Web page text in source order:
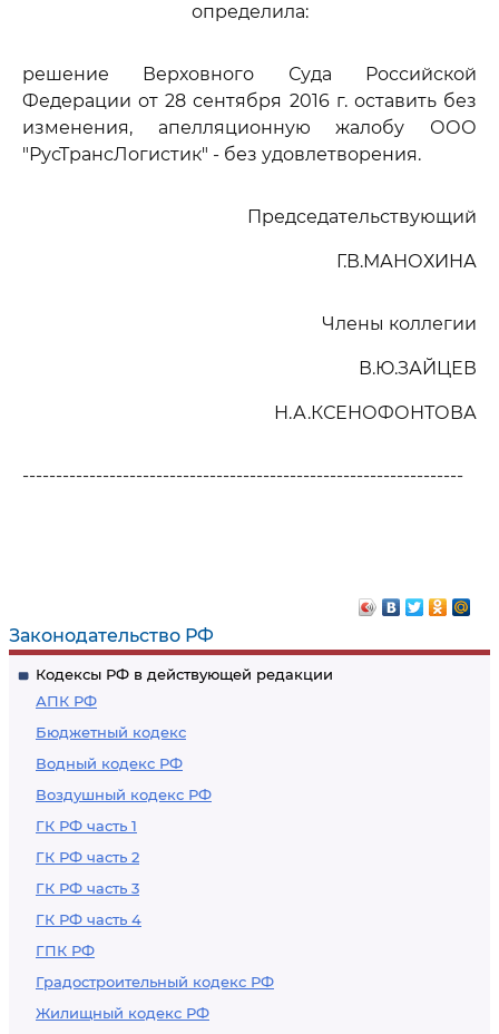
Законодательство РФ
Кодексы РФ в действующей редакции
АПК РФ
Бюджетный кодекс
Водный кодекс РФ
Воздушный кодекс РФ
ГК РФ часть 1
ГК РФ часть 2
ГК РФ часть 3
ГК РФ часть 4
ГПК РФ
Градостроительный кодекс РФ
Жилищный кодекс РФ
определила:
решение Верховного Суда Российской
Федерации от 28 сентября 2016 г. оставить без
изменения, апелляционную жалобу ООО
"РусТрансЛогистик" - без удовлетворения.
Председательствующий
Г.В.МАНОХИНА
Члены коллегии
В.Ю.ЗАЙЦЕВ
Н.А.КСЕНОФОНТОВА
------------------------------------------------------------------